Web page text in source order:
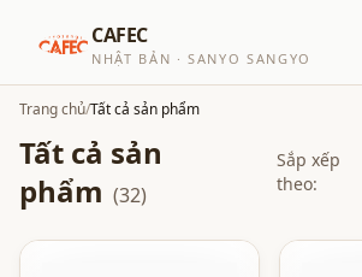
CAFEC
NHẬT BẢN · SANYO SANGYO
Trang chủ/Tất cả sản phẩm
Tất cả sản
phẩm (32)
Sắp xếp
theo: